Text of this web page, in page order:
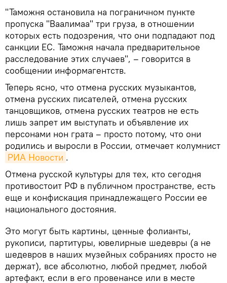
"Таможня остановила на пограничном пункте
пропуска "Ваалимаа" три груза, в отношении
которых есть подозрения, что они подпадают под
санкции ЕС. Таможня начала предварительное
расследование этих случаев", – говорится в
сообщении информагентств.
Теперь ясно, что отмена русских музыкантов,
отмена русских писателей, отмена русских
танцовщиков, отмена русских театров не есть
лишь запрет им выступать и объявление их
персонами нон грата – просто потому, что они
родились и выросли в России, отмечает колумнист
РИА Новости .
Отмена русской культуры для тех, кто сегодня
противостоит РФ в публичном пространстве, есть
еще и конфискация принадлежащего России ее
национального достояния.
Это могут быть картины, ценные фолианты,
рукописи, партитуры, ювелирные шедевры (а не
шедевров в наших музейных собраниях просто не
держат), все абсолютно, любой предмет, любой
артефакт, если в его провенансе или в месте